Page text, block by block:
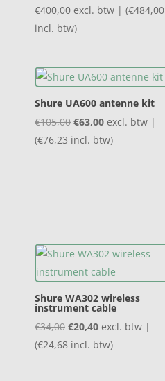
€400,00 excl. btw | (€484,00
incl. btw)
Shure UA600 antenne kit
€105,00 Oorspronkelijke
prijs
€63,00Huidige
prijs
excl. btw |
(€76,23 incl. btw)
Shure WA302 wireless
instrument cable
€34,00 Oorspronkelijke
prijs
€20,40Huidige
prijs
excl. btw |
(€24,68 incl. btw)